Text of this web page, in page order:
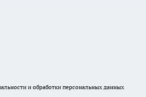
и обработки персональных данных